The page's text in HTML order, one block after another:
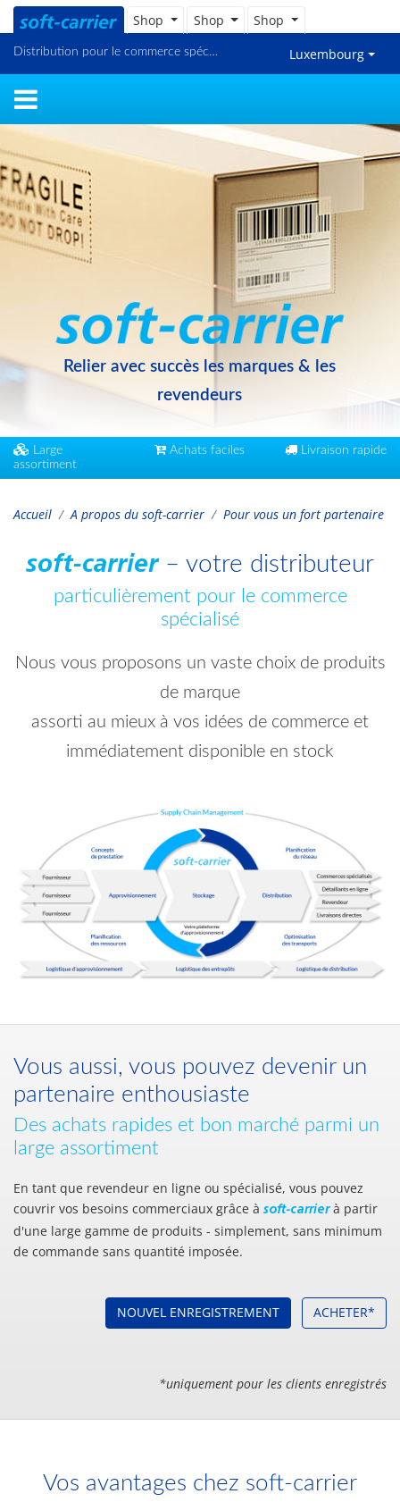
Shop Shop Shop
Distribution pour le commerce spécialisé et en ligne Luxembourg
Relier avec succès les marques & les
revendeurs
Large
assortiment
Achats faciles Livraison rapide
Accueil A propos du soft-carrier Pour vous un fort partenaire
soft-carrier– votre distributeur
particulièrement pour le commerce
spécialisé
Nous vous proposons un vaste choix de produits
de marque
assorti au mieux à vos idées de commerce et
immédiatement disponible en stock
Vous aussi, vous pouvez devenir un
partenaire enthousiaste
Des achats rapides et bon marché parmi un
large assortiment
En tant que revendeur en ligne ou spécialisé, vous pouvez
couvrir vos besoins commerciaux grâce à soft-carrierà partir
d'une large gamme de produits - simplement, sans minimum
de commande sans quantité imposée.
NOUVEL ENREGISTREMENT ACHETER*
*uniquement pour les clients enregistrés
Vos avantages chez soft-carrier